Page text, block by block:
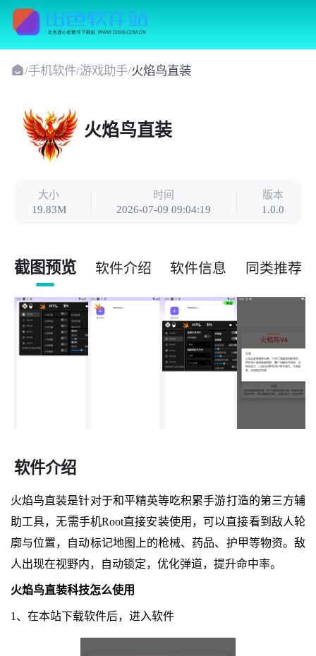
/手机软件/游戏助手/火焰鸟直装
火焰鸟直装
大小
19.83M
时间
2026-07-09 09:04:19
版本
1.0.0
截图预览 软件介绍 软件信息 同类推荐
软件介绍
火焰鸟直装是针对于和平精英等吃积累手游打造的第三方辅
助工具，无需手机Root直接安装使用，可以直接看到敌人轮
廓与位置，自动标记地图上的枪械、药品、护甲等物资。敌
人出现在视野内，自动锁定，优化弹道，提升命中率。
火焰鸟直装科技怎么使用
1、在本站下载软件后，进入软件